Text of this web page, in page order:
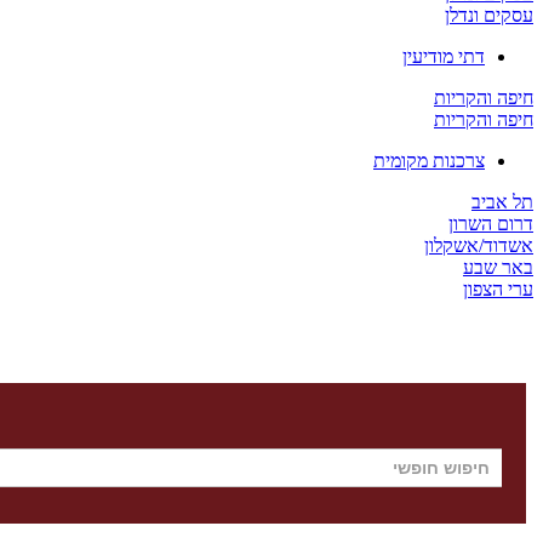
עסקים ונדלן
דתי מודיעין
חיפה והקריות
חיפה והקריות
צרכנות מקומית
תל אביב
דרום השרון
אשדוד/אשקלון
באר שבע
ערי הצפון